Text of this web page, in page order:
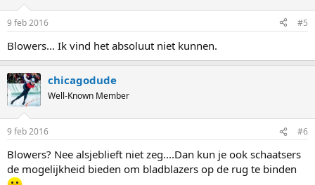
9 feb 2016 #5
Blowers... Ik vind het absoluut niet kunnen.
chicagodude
Well-Known Member
9 feb 2016 #6
Blowers? Nee alsjeblieft niet zeg....Dan kun je ook schaatsers
de mogelijkheid bieden om bladblazers op de rug te binden